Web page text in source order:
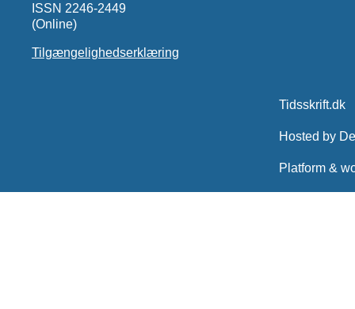
ISSN 2246-2449
(Online)
Tilgængelighedserklæring